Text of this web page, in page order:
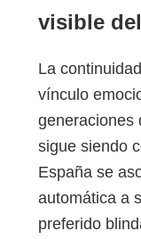
visible
La
vínculo
generaciones
sigue siendo
España se
automática a
preferido